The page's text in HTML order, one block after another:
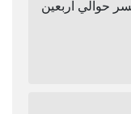
حوالي اربعين